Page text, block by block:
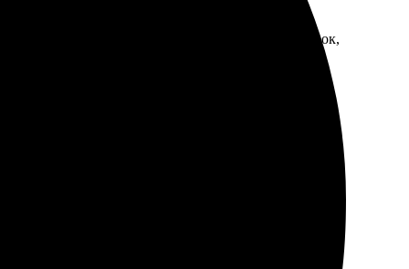
– ничего лишнего. Получила отпечатки в срок,
все просто и понятно. Менеджеры вежливые и